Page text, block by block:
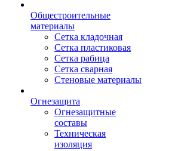
Общестроительные
материалы
Сетка кладочная
Сетка пластиковая
Сетка рабица
Сетка сварная
Стеновые материалы
Огнезащита
Огнезащитные
составы
Техническая
изоляция